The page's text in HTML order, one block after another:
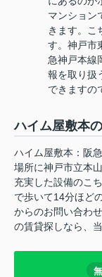
マンション
きます。こ
す。神戸市
急神戸本線
報を取り扱
できますの
ハイム屋敷本
ハイム屋敷本：阪
場所に神戸市立本
充実した設備のこ
で歩いて14分ほど
からのお問い合わ
の賃貸探しなら、